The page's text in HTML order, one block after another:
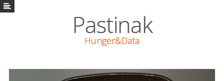
Pastinak
Vaření
Pastinak
Hunger&Data